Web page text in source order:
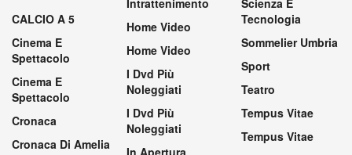
CALCIO A 5
Cinema E
Spettacolo
Cinema E
Spettacolo
Cronaca
Cronaca Di Amelia
Intrattenimento
Home Video
Home Video
I Dvd Più
Noleggiati
I Dvd Più
Noleggiati
In Apertura
Scienza E
Tecnologia
Sommelier Umbria
Sport
Teatro
Tempus Vitae
Tempus Vitae